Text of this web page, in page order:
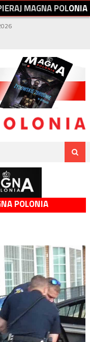
IERAJMAGNAPOLONIA
POLONIA